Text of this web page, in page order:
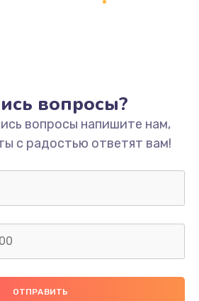
включается
1400 руб.
Заказать
Нет звука
800 руб.
видит флешку
вопросы?
вопросы напишите нам,
с радостью ответят вам!